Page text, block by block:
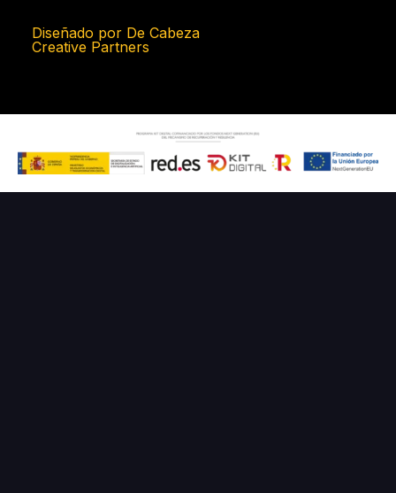
Diseñado por De Cabeza
Creative Partners